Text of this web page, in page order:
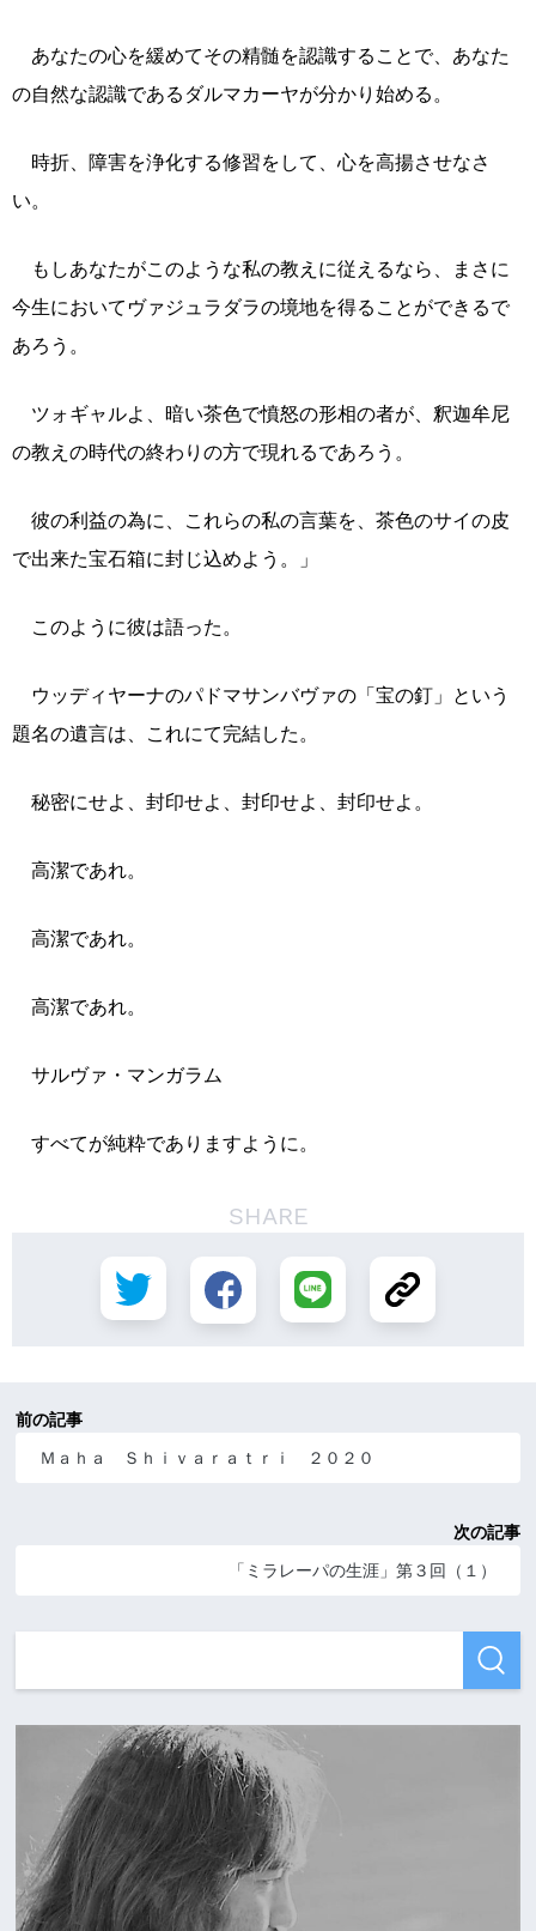
あなたの心を緩めてその精髄を認識することで、あなた
の自然な認識であるダルマカーヤが分かり始める。
時折、障害を浄化する修習をして、心を高揚させなさ
い。
もしあなたがこのような私の教えに従えるなら、まさに
今生においてヴァジュラダラの境地を得ることができるで
あろう。
ツォギャルよ、暗い茶色で憤怒の形相の者が、釈迦牟尼
の教えの時代の終わりの方で現れるであろう。
彼の利益の為に、これらの私の言葉を、茶色のサイの皮
で出来た宝石箱に封じ込めよう。」
このように彼は語った。
ウッディヤーナのパドマサンバヴァの「宝の釘」という
題名の遺言は、これにて完結した。
秘密にせよ、封印せよ、封印せよ、封印せよ。
高潔であれ。
高潔であれ。
高潔であれ。
サルヴァ・マンガラム
すべてが純粋でありますように。
SHARE
前の記事
Ｍａｈａ Ｓｈｉｖａｒａｔｒｉ ２０２０
次の記事
「ミラレーパの生涯」第３回（１）